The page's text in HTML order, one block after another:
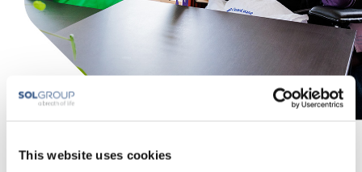
This website uses cookies
Beademing